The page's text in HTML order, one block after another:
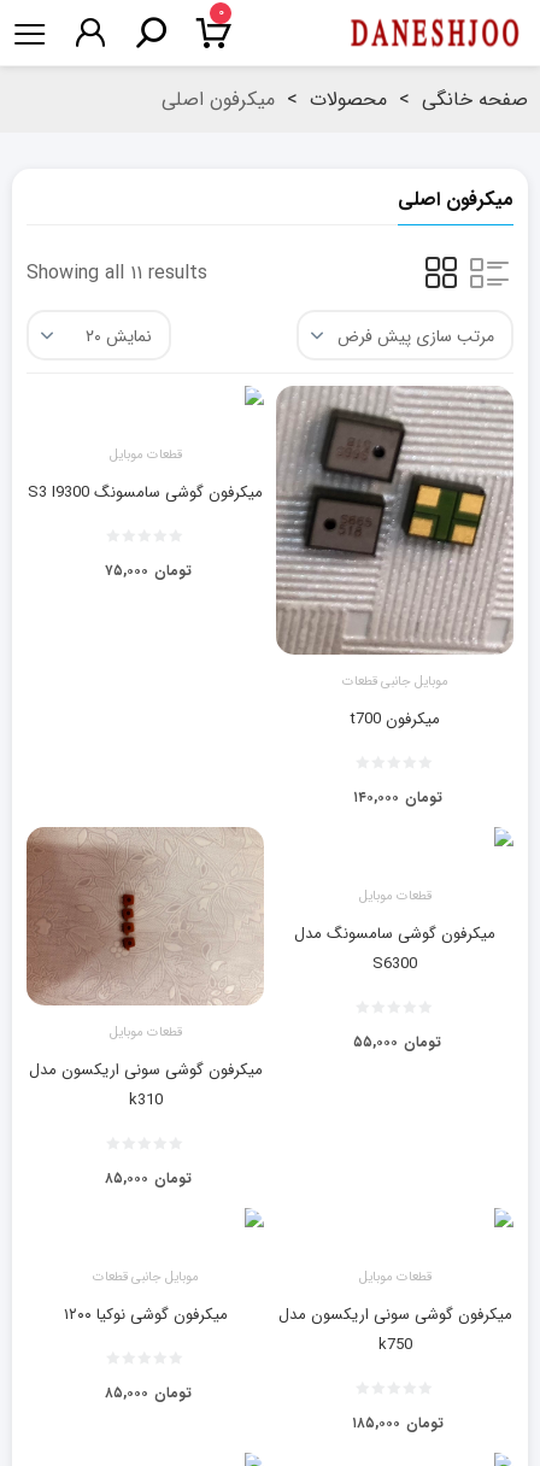
۰
صفحه خانگی > محصولات > میکرفون اصلی
میکرفون اصلی
Showing all ۱۱ results
موبایل جانبی قطعات
میکرفون t700
۱۴۰,۰۰۰ تومان
قطعات موبایل
میکرفون گوشی سامسونگ S3 I9300
۷۵,۰۰۰ تومان
قطعات موبایل
میکرفون گوشی سامسونگ مدل
S6300
۵۵,۰۰۰ تومان قطعات موبایل
میکرفون گوشی سونی اریکسون مدل
k310
۸۵,۰۰۰ تومان
قطعات موبایل
میکرفون گوشی سونی اریکسون مدل
k750
۱۸۵,۰۰۰ تومان
موبایل جانبی قطعات
میکرفون گوشی نوکیا ۱۲۰۰
۸۵,۰۰۰ تومان